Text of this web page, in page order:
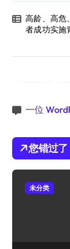
高龄、高
者成功实施
一位
您错过了
未分类